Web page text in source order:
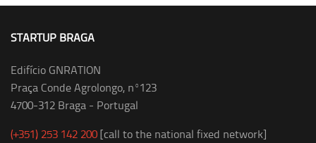
STARTUP BRAGA
Edifício GNRATION
Praça Conde Agrolongo, nº123
4700-312 Braga - Portugal
(+351) 253 142 200[call to the national fixed network]